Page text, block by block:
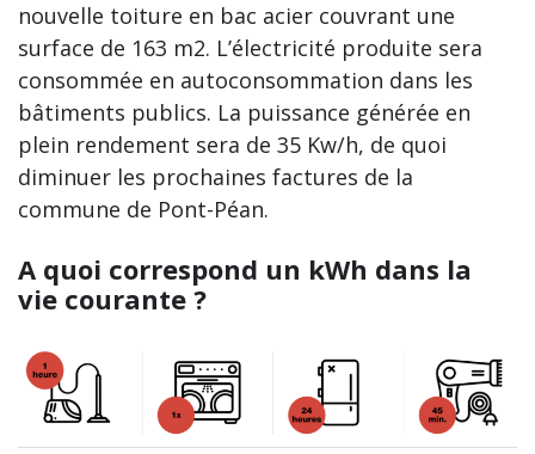
nouvelle toiture en bac acier couvrant une
surface de 163 m2. L’électricité produite sera
consommée en autoconsommation dans les
bâtiments publics. La puissance générée en
plein rendement sera de 35 Kw/h, de quoi
diminuer les prochaines factures de la
commune de Pont-Péan.
A quoi correspond un kWh dans la
vie courante ?